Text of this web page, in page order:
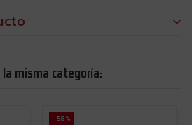
misma categoría:
-58%